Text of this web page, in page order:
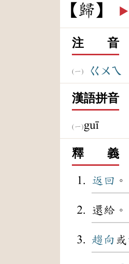
歸 ▶️
注 音
ㄍㄨㄟ
漢語拼音
guī
釋 義
返回 。
還給。
趨向 或